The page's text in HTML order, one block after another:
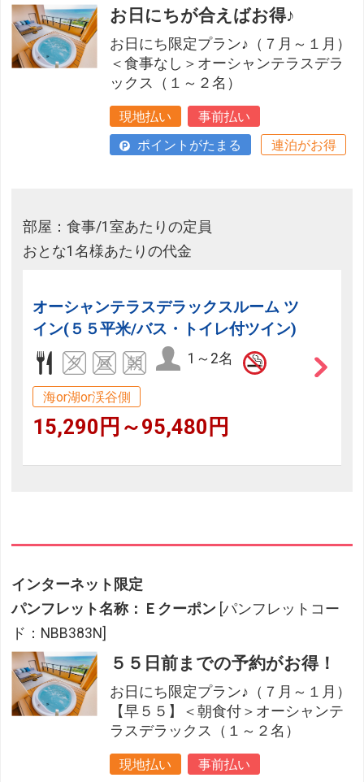
お日にちが合えばお得♪
お日にち限定プラン♪（７月～１月）
＜食事なし＞オーシャンテラスデラ
ックス（１～２名）
現地払い
事前払い
ポイントがたまる
連泊がお得
部屋：食事/1室あたりの定員
おとな1名様あたりの代金
オーシャンテラスデラックスルーム ツ
イン(５５平米/バス・トイレ付ツイン)
1～2名
海or湖or渓谷側
15,290円～95,480円
インターネット限定
パンフレット名称：Ｅクーポン [パンフレットコー
ド：NBB383N]
５５日前までの予約がお得！
お日にち限定プラン♪（７月～１月）
【早５５】＜朝食付＞オーシャンテ
ラスデラックス（１～２名）
現地払い 事前払い